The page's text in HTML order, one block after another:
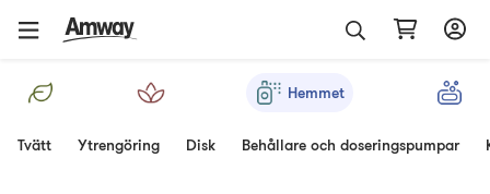
Hemmet
Tvätt Ytrengöring Disk Behållare och doseringspumpar